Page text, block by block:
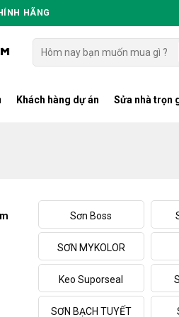
HÃNG
Tìm
kiếm:
Khách hàng dự án Sửa nhà trọn
Sơn Boss
SƠN MYKOLOR
Keo Suporseal
SƠN BẠCH TUYẾT